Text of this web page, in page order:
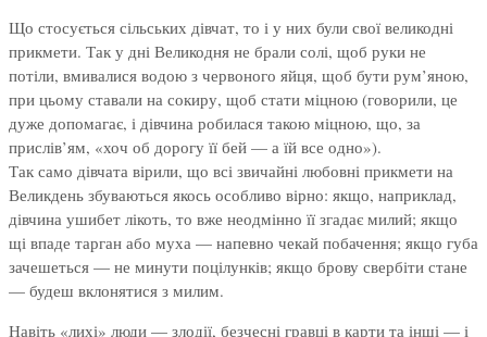
Що стосується сільських дівчат, то і у них були свої великодні
прикмети. Так у дні Великодня не брали солі, щоб руки не
потіли, вмивалися водою з червоного яйця, щоб бути рум’яною,
при цьому ставали на сокиру, щоб стати міцною (говорили, це
дуже допомагає, і дівчина робилася такою міцною, що, за
прислів’ям, «хоч об дорогу її бей — а їй все одно»).
Так само дівчата вірили, що всі звичайні любовні прикмети на
Великдень збуваються якось особливо вірно: якщо, наприклад,
дівчина ушибет лікоть, то вже неодмінно її згадає милий; якщо
щі впаде тарган або муха — напевно чекай побачення; якщо губа
зачешеться — не минути поцілунків; якщо брову свербіти стане
— будеш вклонятися з милим.
Навіть «лихі» люди — злодії, безчесні гравці в карти та інші — і